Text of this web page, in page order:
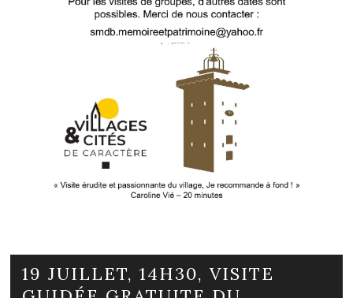
19 JUILLET, 14H30, VISITE